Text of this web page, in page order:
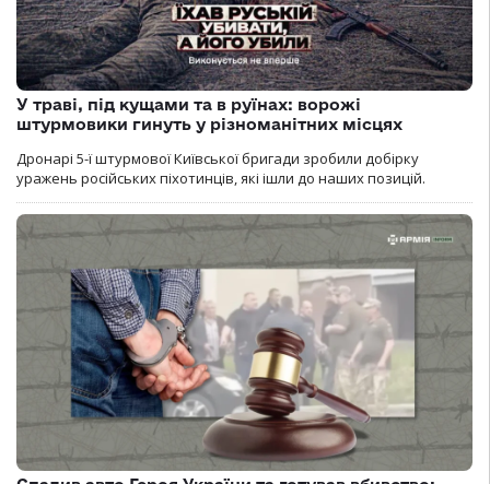
У траві, під кущами та в руїнах: ворожі
штурмовики гинуть у різноманітних місцях
Дронарі 5-ї штурмової Київської бригади зробили добірку
уражень російських піхотинців, які ішли до наших позицій.